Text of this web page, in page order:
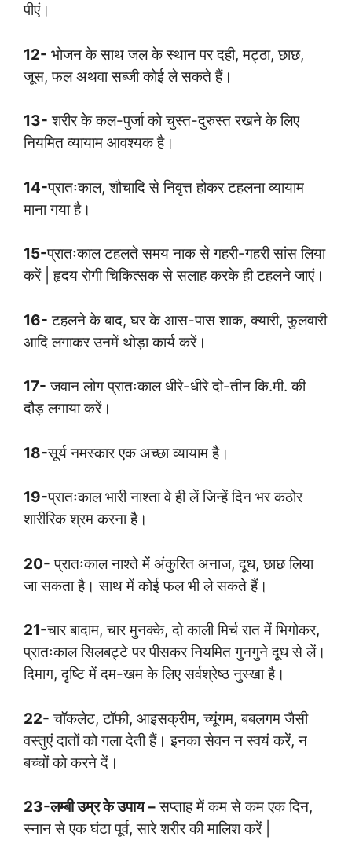
पीएं।
12- भोजन के साथ जल के स्थान पर दही, मट्ठा, छाछ,
जूस, फल अथवा सब्जी कोई ले सकते हैं।
13- शरीर के कल-पुर्जा को चुस्त-दुरुस्त रखने के लिए
नियमित व्यायाम आवश्यक है।
14-प्रातःकाल, शौचादि से निवृत्त होकर टहलना व्यायाम
माना गया है।
15-प्रातःकाल टहलते समय नाक से गहरी-गहरी सांस लिया
करें | हृदय रोगी चिकित्सक से सलाह करके ही टहलने जाएं।
16- टहलने के बाद, घर के आस-पास शाक, क्यारी, फुलवारी
आदि लगाकर उनमें थोड़ा कार्य करें।
17- जवान लोग प्रातःकाल धीरे-धीरे दो-तीन कि.मी. की
दौड़ लगाया करें।
18-सूर्य नमस्कार एक अच्छा व्यायाम है।
19-प्रातःकाल भारी नाश्ता वे ही लें जिन्हें दिन भर कठोर
शारीरिक श्रम करना है।
20- प्रातःकाल नाश्ते में अंकुरित अनाज, दूध, छाछ लिया
जा सकता है। साथ में कोई फल भी ले सकते हैं।
21-चार बादाम, चार मुनक्के, दो काली मिर्च रात में भिगोकर,
प्रातःकाल सिलबट्टे पर पीसकर नियमित गुनगुने दूध से लें।
दिमाग, दृष्टि में दम-खम के लिए सर्वश्रेष्ठ नुस्खा है।
22- चॉकलेट, टॉफी, आइसक्रीम, च्यूंगम, बबलगम जैसी
वस्तुएं दातों को गला देती हैं। इनका सेवन न स्वयं करें, न
बच्चों को करने दें।
23-लम्बी उम्र के उपाय –सप्ताह में कम से कम एक दिन,
स्नान से एक घंटा पूर्व, सारे शरीर की मालिश करें |